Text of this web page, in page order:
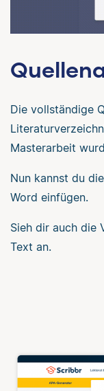
Die vollständige
Masterarbeit
Nun kannst du
Word einfügen.
Sieh dir auch die
Text an.